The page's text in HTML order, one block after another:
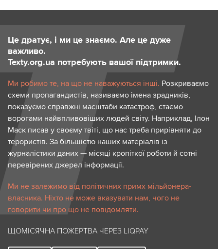
Це дратує, і ми це знаємо. Але це дуже
важливо.
Texty.org.ua потребують вашої підтримки.
Ми робимо те, на що не наважуються інші. Розкриваємо
схеми пропагандистів, називаємо імена зрадників,
показуємо справжні масштаби катастроф, стаємо
ворогами найвпливовіших людей світу. Наприклад, Ілон
Маск писав у своєму твіті, що нас треба прирівняти до
терористів. За більшістю наших матеріалів із
журналістики даних — місяці кропіткої роботи й сотні
перевірених джерел інформації.
Ми не залежимо від політичних примх мільйонера-
власника. Ніхто не може вказувати нам, чого не
говорити чи про що не повідомляти.
ЩОМІСЯЧНА ПОЖЕРТВА ЧЕРЕЗ LIQPAY